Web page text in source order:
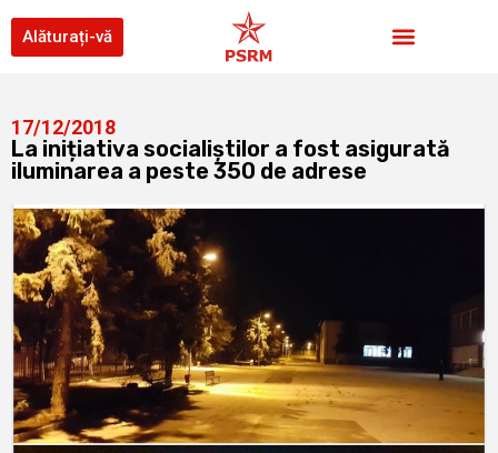
Alăturați-vă
17/12/2018
La inițiativa socialiștilor a fost asigurată
iluminarea a peste 350 de adrese